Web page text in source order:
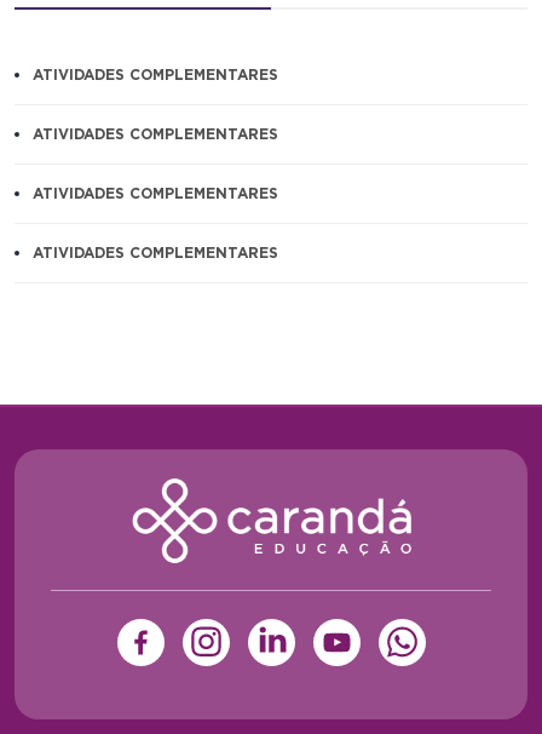
ATIVIDADES COMPLEMENTARES
ATIVIDADES COMPLEMENTARES
ATIVIDADES COMPLEMENTARES
ATIVIDADES COMPLEMENTARES